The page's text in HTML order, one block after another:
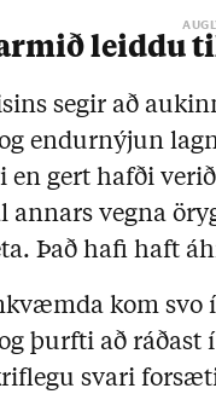
leiddu
segir að
endurnýjun
en gert hafði
annars vegna
Það hafi haft
kom svo
þurfti að
svari